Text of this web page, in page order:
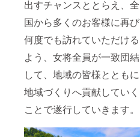
出すチャンスととらえ、全
国から多くのお客様に再び
何度でも訪れていただける
よう、女将全員が一致団結
して、地域の皆様とともに
地域づくりへ貢献していく
ことで遂行していきます。